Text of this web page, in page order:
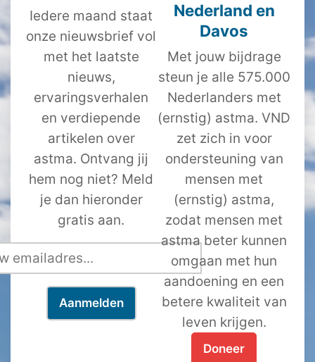
Iedere maand staat
onze nieuwsbrief vol
met het laatste
nieuws,
ervaringsverhalen
en verdiepende
artikelen over
astma. Ontvang jij
hem nog niet? Meld
je dan hieronder
gratis aan.
Nederland en
Davos
Met jouw bijdrage
steun je alle 575.000
Nederlanders met
(ernstig) astma. VND
zet zich in voor
ondersteuning van
mensen met
(ernstig) astma,
zodat mensen met
astma beter kunnen
omgaan met hun
aandoening en een
betere kwaliteit van
leven krijgen.
Doneer